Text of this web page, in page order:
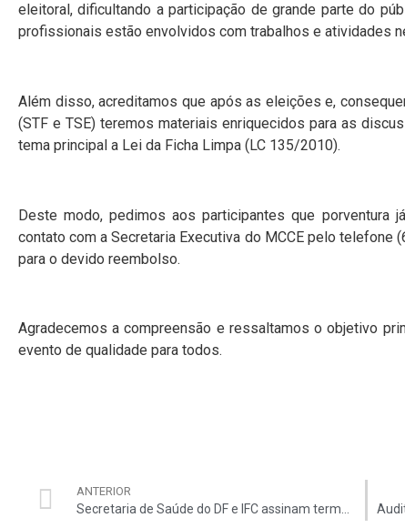
eleitoral, dificultando a participação de grande parte do
profissionais estão envolvidos com trabalhos e atividades
Além disso, acreditamos que após as eleições e,
(STF e TSE) teremos materiais enriquecidos para as
tema principal a Lei da Ficha Limpa (LC 135/2010).
Deste modo, pedimos aos participantes que porventura
contato com a Secretaria Executiva do MCCE pelo telefone
para o devido reembolso.
Agradecemos a compreensão e ressaltamos o objetivo
evento de qualidade para todos.
ANTERIOR